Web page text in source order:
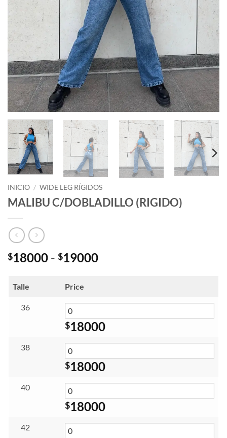
INICIO / WIDE LEG RÍGIDOS
MALIBU C/DOBLADILLO (RIGIDO)
$18000 - $19000Rango
$18000
hasta
$19000
Talle Price
36
$18000
38
$18000
40
$18000
42